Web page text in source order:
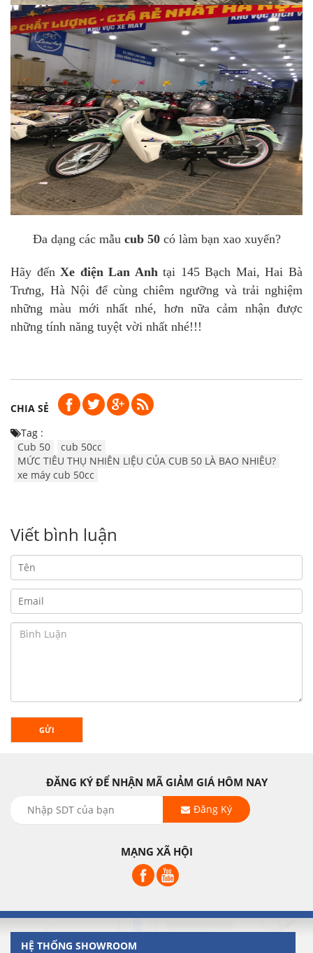
Đa dạng các mẫu cub 50có làm bạn xao xuyến?
Hãy đến Xe điện Lan Anh tại 145 Bạch Mai, Hai Bà
Trưng, Hà Nội để cùng chiêm ngưỡng và trải nghiệm
những màu mới nhất nhé, hơn nữa cảm nhận được
những tính năng tuyệt vời nhất nhé!!!
CHIA SẺ
Tag :
Cub 50
cub 50cc
MỨC TIÊU THỤ NHIÊN LIỆU CỦA CUB 50 LÀ BAO NHIÊU?
xe máy cub 50cc
Viết bình luận
GỬI
ĐĂNG KÝ ĐỂ NHẬN MÃ GIẢM GIÁ HÔM NAY
Đăng Ký
MẠNG XÃ HỘI
HỆ THỐNG SHOWROOM